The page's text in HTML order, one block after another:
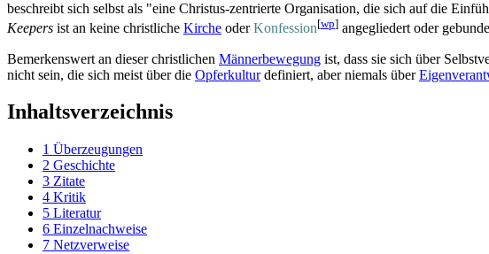
beschreibt sich selbst als "eine Christus-zentrierte Organisation, die sich auf die
Keepers ist an keine christliche Kirche oderKonfession[wp] angegliedert oder
Bemerkenswert an dieser christlichen Männerbewegung ist, dass sie sich über
nicht sein, die sich meist über die Opferkulturdefiniert, aber niemals über
Inhaltsverzeichnis
1 Überzeugungen
2 Geschichte
3 Zitate
4 Kritik
5 Literatur
6 Einzelnachweise
7 Netzverweise